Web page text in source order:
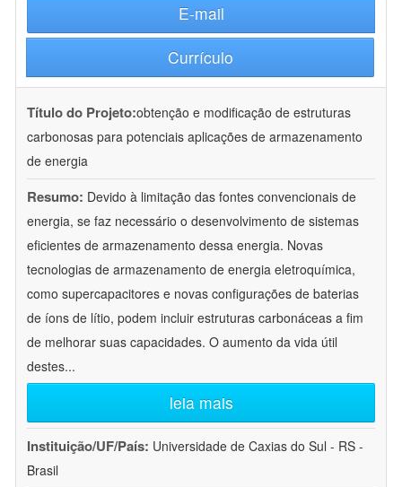
E-mail
Currículo
Título do Projeto:obtenção e modificação de estruturas
carbonosas para potenciais aplicações de armazenamento
de energia
Resumo: Devido à limitação das fontes convencionais de
energia, se faz necessário o desenvolvimento de sistemas
eficientes de armazenamento dessa energia. Novas
tecnologias de armazenamento de energia eletroquímica,
como supercapacitores e novas configurações de baterias
de íons de lítio, podem incluir estruturas carbonáceas a fim
de melhorar suas capacidades. O aumento da vida útil
destes...
leia mais
Instituição/UF/País: Universidade de Caxias do Sul - RS -
Brasil